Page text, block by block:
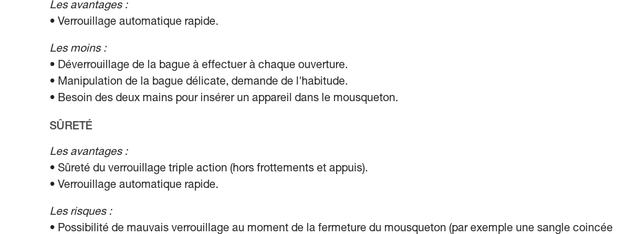
Les avantages :
• Verrouillage automatique rapide.
Les moins :
• Déverrouillage de la bague à effectuer à chaque ouverture.
• Manipulation de la bague délicate, demande de l'habitude.
• Besoin des deux mains pour insérer un appareil dans le mousqueton.
SÛRETÉ
Les avantages :
• Sûreté du verrouillage triple action (hors frottements et appuis).
• Verrouillage automatique rapide.
Les risques :
• Possibilité de mauvais verrouillage au moment de la fermeture du mousqueton (par exemple une sangle coincée